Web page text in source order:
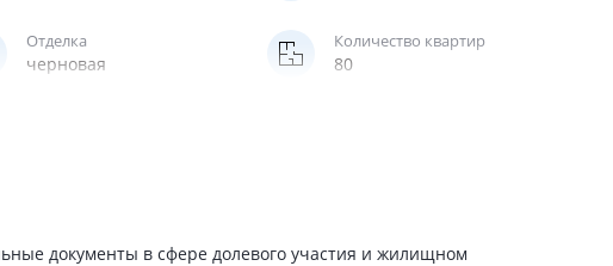
Отделка
черновая
Количество квартир
80
документы в сфере долевого участия и жилищном